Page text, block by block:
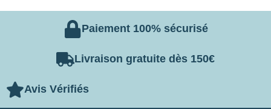
Paiement 100% sécurisé
Livraison gratuite dès 150€
Avis Vérifiés